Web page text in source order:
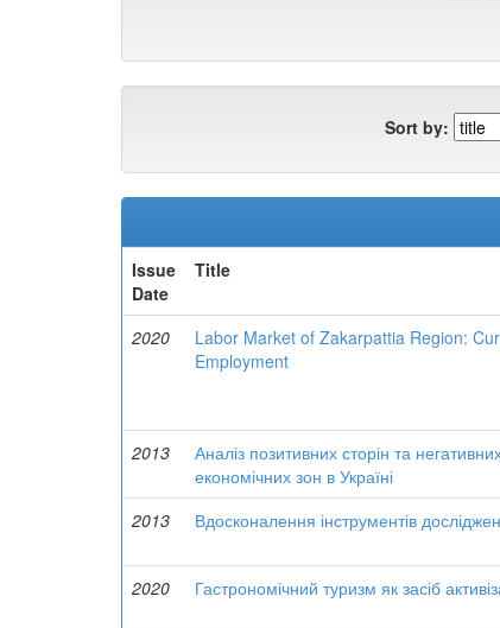
Sort by:
Issue
Date
Title
2020
Labor Market of Zakarpattia Region:
Employment
2013
Аналіз позитивних сторін та
економічних зон в Україні
2013 Вдосконалення інструментів
2020
Гастрономічний туризм як засіб